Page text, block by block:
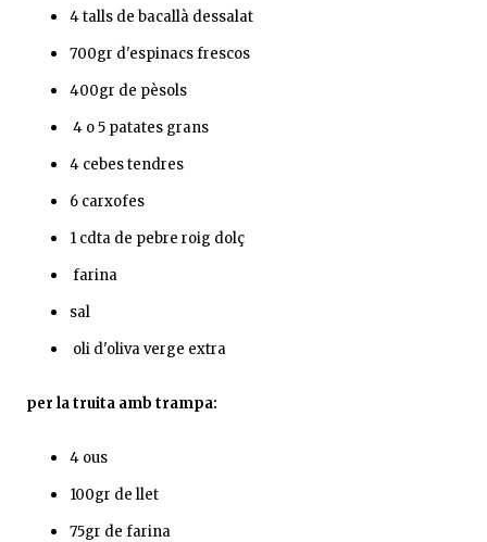
4 talls de bacallà dessalat
700gr d'espinacs frescos
400gr de pèsols
4 o 5 patates grans
4 cebes tendres
6 carxofes
1 cdta de pebre roig dolç
farina
sal
oli d'oliva verge extra
per la truita amb trampa:
4 ous
100gr de llet
75gr de farina